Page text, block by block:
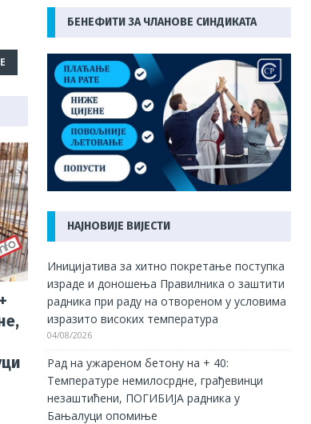
БЕНЕФИТИ ЗА ЧЛАНОВЕ СИНДИКАТА
НАЈНОВИЈЕ ВИЈЕСТИ
Иницијатива за хитно покретање поступка
израде и доношења Правилника о заштити
радника при раду на отвореном у условима
изразито високих температура
04/08/2026
Рад на ужареном бетону на + 40:
Температуре немилосрдне, грађевинци
незаштићени, ПОГИБИЈА радника у
Бањалуци опомиње